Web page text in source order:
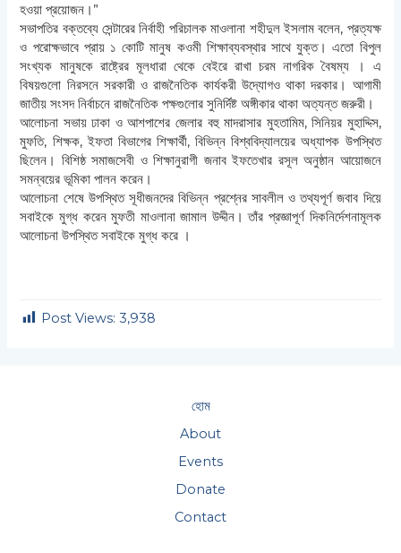
হওয়া প্রয়োজন।”
সভাপতির বক্তব্যে সেন্টারের নির্বাহী পরিচালক মাওলানা শহীদুল ইসলাম বলেন, প্রত্যক্ষ
ও পরোক্ষভাবে প্রায় ১ কোটি মানুষ কওমী শিক্ষাব্যবস্থার সাথে যুক্ত। এতো বিপুল
সংখ্যক মানুষকে রাষ্ট্রের মূলধারা থেকে বেইরে রাখা চরম নাগরিক বৈষম্য । এ
বিষয়গুলো নিরসনে সরকারী ও রাজনৈতিক কার্যকরী উদ্যোগও থাকা দরকার। আগামী
জাতীয় সংসদ নির্বাচনে রাজনৈতিক পক্ষগুলোর সুনির্দিষ্ট অঙ্গীকার থাকা অত্যন্ত জরুরী।
আলোচনা সভায় ঢাকা ও আশপাশের জেলার বহু মাদরাসার মুহতামিম, সিনিয়র মুহাদ্দিস,
মুফতি, শিক্ষক, ইফতা বিভাগের শিক্ষার্থী, বিভিন্ন বিশ্ববিদ্যালয়ের অধ্যাপক উপস্থিত
ছিলেন। বিশিষ্ঠ সমাজসেবী ও শিক্ষানুরাগী জনাব ইফতেখার রসূল অনুষ্ঠান আয়োজনে
সমন্বয়ের ভূমিকা পালন করেন।
আলোচনা শেষে উপস্থিত সূধীজনদের বিভিন্ন প্রশ্নের সাবলীল ও তথ্যপূর্ণ জবাব দিয়ে
সবাইকে মুগ্ধ করেন মুফতী মাওলানা জামাল উদ্দীন। তাঁর প্রজ্ঞাপূর্ণ দিকনির্দেশনামূলক
আলোচনা উপস্থিত সবাইকে মুগ্ধ করে ।
Post Views: 3,938
হোম
About
Events
Donate
Contact